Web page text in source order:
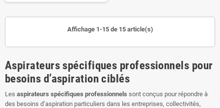
Affichage 1-15 de 15 article(s)
Aspirateurs spécifiques professionnels pour
besoins d’aspiration ciblés
Les aspirateurs spécifiques professionnels sont conçus pour répondre à
des besoins d’aspiration particuliers dans les entreprises, collectivités,